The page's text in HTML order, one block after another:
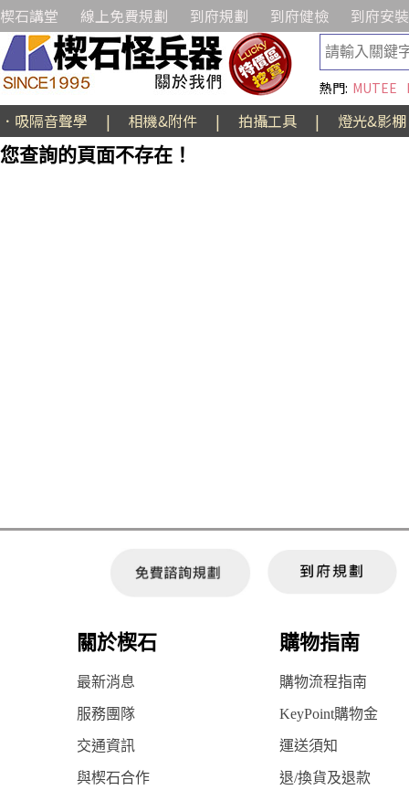
楔石講堂 線上免費規劃 到府規劃 到府健檢 到府安裝
熱門: MUTEE
．吸隔音聲學 | 相機&附件 | 拍攝工具 |
燈光&影棚
您查詢的頁面不存在！
關於楔石 購物指南
最新消息 購物流程指南
服務團隊 KeyPoint購物金
交通資訊 運送須知
與楔石合作 退/換貨及退款